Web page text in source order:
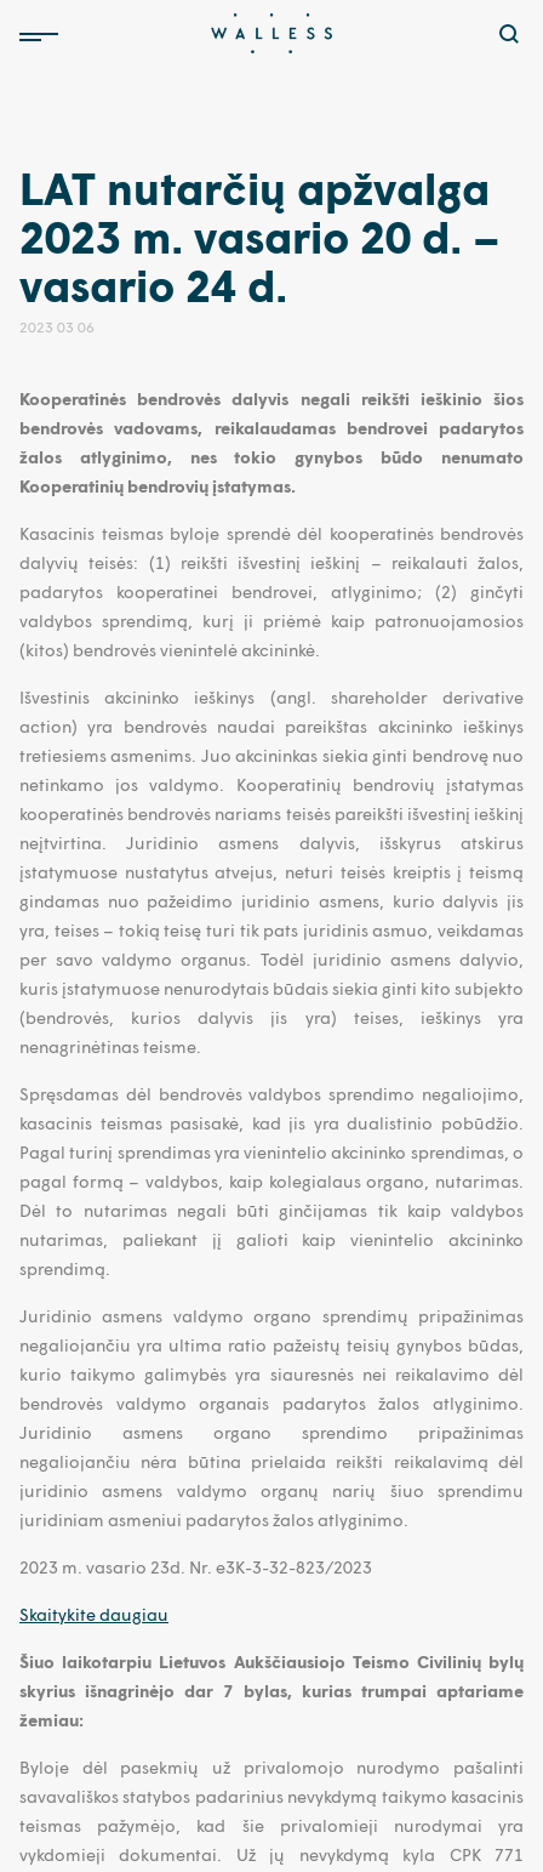
LAT nutarčių apžvalga
2023 m. vasario 20 d. –
vasario 24 d.
2023 03 06
Kooperatinės bendrovės dalyvis negali reikšti ieškinio šios
bendrovės vadovams, reikalaudamas bendrovei padarytos
žalos atlyginimo, nes tokio gynybos būdo nenumato
Kooperatinių bendrovių įstatymas.
Kasacinis teismas byloje sprendė dėl kooperatinės bendrovės
dalyvių teisės: (1) reikšti išvestinį ieškinį – reikalauti žalos,
padarytos kooperatinei bendrovei, atlyginimo; (2) ginčyti
valdybos sprendimą, kurį ji priėmė kaip patronuojamosios
(kitos) bendrovės vienintelė akcininkė.
Išvestinis akcininko ieškinys (angl. shareholder derivative
action) yra bendrovės naudai pareikštas akcininko ieškinys
tretiesiems asmenims. Juo akcininkas siekia ginti bendrovę nuo
netinkamo jos valdymo. Kooperatinių bendrovių įstatymas
kooperatinės bendrovės nariams teisės pareikšti išvestinį ieškinį
neįtvirtina. Juridinio asmens dalyvis, išskyrus atskirus
įstatymuose nustatytus atvejus, neturi teisės kreiptis į teismą
gindamas nuo pažeidimo juridinio asmens, kurio dalyvis jis
yra, teises – tokią teisę turi tik pats juridinis asmuo, veikdamas
per savo valdymo organus. Todėl juridinio asmens dalyvio,
kuris įstatymuose nenurodytais būdais siekia ginti kito subjekto
(bendrovės, kurios dalyvis jis yra) teises, ieškinys yra
nenagrinėtinas teisme.
Spręsdamas dėl bendrovės valdybos sprendimo negaliojimo,
kasacinis teismas pasisakė, kad jis yra dualistinio pobūdžio.
Pagal turinį sprendimas yra vienintelio akcininko sprendimas, o
pagal formą – valdybos, kaip kolegialaus organo, nutarimas.
Dėl to nutarimas negali būti ginčijamas tik kaip valdybos
nutarimas, paliekant jį galioti kaip vienintelio akcininko
sprendimą.
Juridinio asmens valdymo organo sprendimų pripažinimas
negaliojančiu yra ultima ratio pažeistų teisių gynybos būdas,
kurio taikymo galimybės yra siauresnės nei reikalavimo dėl
bendrovės valdymo organais padarytos žalos atlyginimo.
Juridinio asmens organo sprendimo pripažinimas
negaliojančiu nėra būtina prielaida reikšti reikalavimą dėl
juridinio asmens valdymo organų narių šiuo sprendimu
juridiniam asmeniui padarytos žalos atlyginimo.
2023 m. vasario 23d. Nr. e3K-3-32-823/2023
Skaitykite daugiau
Šiuo laikotarpiu Lietuvos Aukščiausiojo Teismo Civilinių bylų
skyrius išnagrinėjo dar 7 bylas, kurias trumpai aptariame
žemiau:
Byloje dėl pasekmių už privalomojo nurodymo pašalinti
savavališkos statybos padarinius nevykdymą taikymo kasacinis
teismas pažymėjo, kad šie privalomieji nurodymai yra
vykdomieji dokumentai. Už jų nevykdymą kyla CPK 771